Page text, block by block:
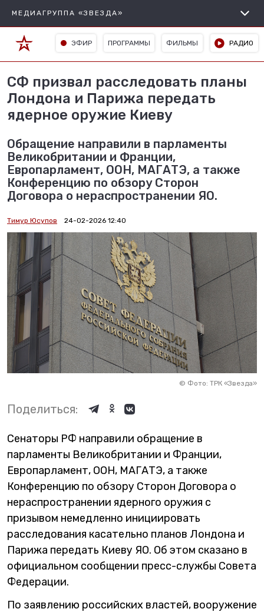
МЕДИАГРУППА «ЗВЕЗДА»
ЭФИР ПРОГРАММЫ ФИЛЬМЫ РАДИО
СФ призвал расследовать планы
Лондона и Парижа передать
ядерное оружие Киеву
Обращение направили в парламенты
Великобритании и Франции,
Европарламент, ООН, МАГАТЭ, а также
Конференцию по обзору Сторон
Договора о нераспространении ЯО.
Тимур Юсупов 24-02-2026 12:40
© Фото: ТРК «Звезда»
Поделиться:
Сенаторы РФ направили обращение в
парламенты Великобритании и Франции,
Европарламент, ООН, МАГАТЭ, а также
Конференцию по обзору Сторон Договора о
нераспространении ядерного оружия с
призывом немедленно инициировать
расследования касательно планов Лондона и
Парижа передать Киеву ЯО. Об этом сказано в
официальном сообщении пресс-службы Совета
Федерации.
По заявлению российских властей, вооружение